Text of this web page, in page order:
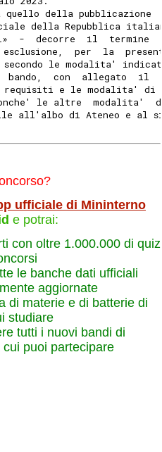
quello della pubblicazione
della Repubblica
-  decorre  il  termine
per  la
secondo le modalita'
bando,  con  allegato  il
requisiti e le modalita' di
le altre  modalita'
all'albo di Ateneo e al
ufficiale di Mininterno
e potrai:
con oltre 1.000.000 di quiz
le banche dati ufficiali
aggiornate
di materie e di batterie di
studiare
tutti i nuovi bandi di
puoi partecipare